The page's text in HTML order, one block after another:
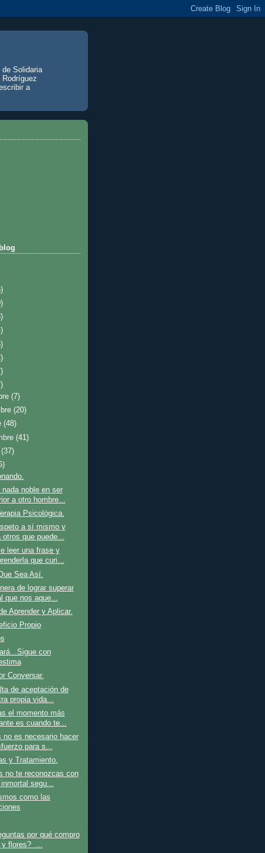
Solidaria
a
(7)
(20)
(48)
(41)
(37)
nada noble en ser
a otro hombre...
Psicológica.
a sí mismo y
otros que puede...
leer una frase y
que curi...
Sea Así.
de lograr superar
que nos aque...
Aprender y Aplicar.
Propio
con
Conversar.
de aceptación de
propia vida...
el momento más
es cuando te...
no es necesario hacer
para s...
y Tratamiento.
no te reconozcas con
segu...
como las
por qué compro
y flores? ...